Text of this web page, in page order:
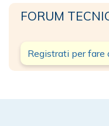
FORUM
Registrati per fare